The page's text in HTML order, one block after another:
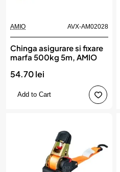
AMIO AVX-AM02028
Chinga asigurare si fixare
marfa 500kg 5m, AMIO
54.70 lei
Add to Cart